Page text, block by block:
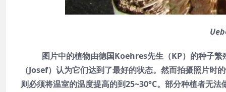
图片中的植物由德国Koehres先生（KP）的种子繁
（Josef）认为它们达到了最好的状态。然而拍摄照片
则必须将温室的温度提高的到25~30°C。部分种植者无